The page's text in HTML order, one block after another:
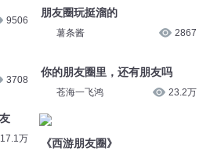
9506
3708
17.1万
朋友圈玩挺溜的
薯条酱 2867
你的朋友圈里，还有朋友吗
苍海一飞鸿 23.2万
《西游朋友圈》